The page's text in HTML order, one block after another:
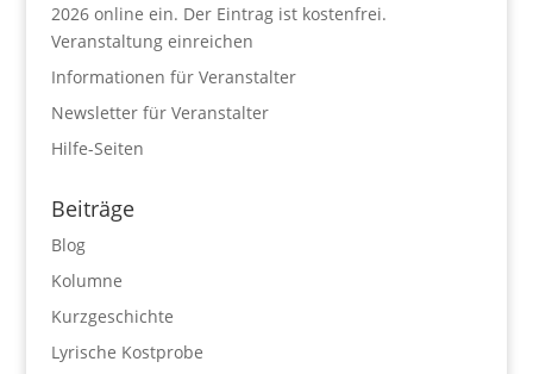
2026 online ein. Der Eintrag ist kostenfrei.
Veranstaltung einreichen
Informationen für Veranstalter
Newsletter für Veranstalter
Hilfe-Seiten
Beiträge
Blog
Kolumne
Kurzgeschichte
Lyrische Kostprobe